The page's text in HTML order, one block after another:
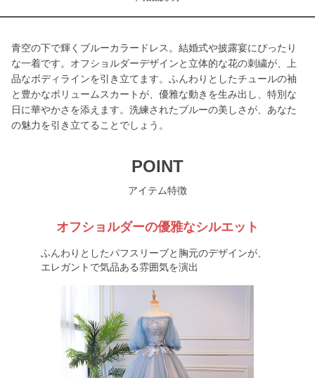
青空の下で輝くブルーカラードレス。結婚式や披露宴にぴったり
な一着です。オフショルダーデザインと立体的な花の刺繍が、上
品なボディラインを引き立てます。ふんわりとしたチュールの袖
と豊かなボリュームスカートが、優雅な動きを生み出し、特別な
日に華やかさを添えます。洗練されたブルーの美しさが、あなた
の魅力を引き立てることでしょう。
POINT
アイテム特徴
オフショルダーの優雅なシルエット
ふんわりとしたパフスリーブと胸元のデザインが、
エレガントで気品ある雰囲気を演出